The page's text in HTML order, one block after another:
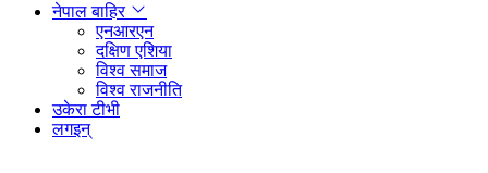
नेपाल बाहिर
एनआरएन
दक्षिण एशिया
विश्व समाज
विश्व राजनीति
उकेरा टीभी
लगइन्